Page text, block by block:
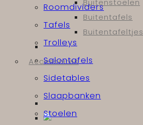
Buitenstoelen
Buitentafels
Buitentafeltjes
Accessoires
Roomdividers
Tafels
Trolleys
Salontafels
Sidetables
Slaapbanken
Stoelen